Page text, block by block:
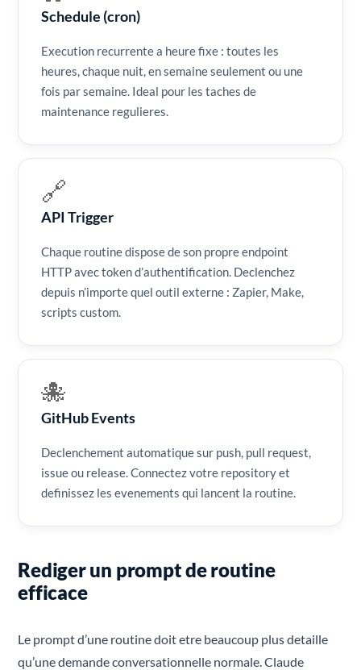
Schedule (cron)
Execution recurrente a heure fixe : toutes les
heures, chaque nuit, en semaine seulement ou une
fois par semaine. Ideal pour les taches de
maintenance regulieres.
🔗
API Trigger
Chaque routine dispose de son propre endpoint
HTTP avec token d’authentification. Declenchez
depuis n’importe quel outil externe : Zapier, Make,
scripts custom.
🐙
GitHub Events
Declenchement automatique sur push, pull request,
issue ou release. Connectez votre repository et
definissez les evenements qui lancent la routine.
Rediger un prompt de routine
efficace
Le prompt d’une routine doit etre beaucoup plus detaille
qu’une demande conversationnelle normale. Claude